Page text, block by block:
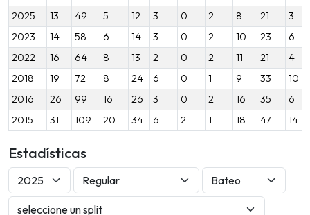
2025
13 49 5 12 3 0 2 8 21
3
2023
14 58 6 14 3 0 2 10 23
6
2022
16 64 8 13 2 0 2 11 21
4
2018
19 72 8 24 6 0 1 9 33
10
2016
26 99 16 26 3 0 2 16 35
6
2015
31 109 20 34 6 2 1 18 47 14
Estadísticas